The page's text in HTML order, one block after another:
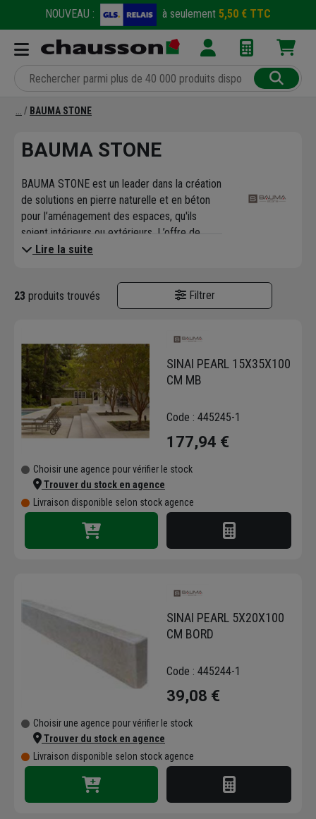
NOUVEAU : à seulement 5,50 € TTC
BAUMA STONE
BAUMA STONE
BAUMA STONE est un leader dans la création
de solutions en pierre naturelle et en béton
pour l’aménagement des espaces, qu'ils
soient intérieurs ou extérieurs. L’offre de
BAUMA STONE se démarque par sa diversité
élaborés pour mettre en valeur des projets
d’aménagement paysager et de design
pavés pour les allées, les terrasses et les
jardins, disponibles dans une variété de
textures et de coloris. L'entreprise est
également spécialisée dans les revêtements
muraux, avec des options en pierre naturelle,
des plaquettes de parement et des gabions,
idéaux pour la construction de murs de
paysagers. La gamme comprend également
des accessoires, des graviers décoratifs et
des pas japonais pour la finition de tous vos
En sélectionnant les solutions BAUMA
produits sont élaborés pour supporter les
conditions climatiques et l'usure, tout en
offrant une touche décorative singulière.
Leurs solutions vous donnent la possibilité de
créer des aménagements qui se démarquent.
Lire la suite
23 produits trouvés Filtrer
SINAI PEARL 15X35X100
CM MB
Code : 445245-1
177,94 €
Choisir une agence pour vérifier le stock
Trouver du stock en agence
Livraison disponible selon stock agence
SINAI PEARL 5X20X100
CM BORD
Code : 445244-1
39,08 €
Choisir une agence pour vérifier le stock
Trouver du stock en agence
Livraison disponible selon stock agence